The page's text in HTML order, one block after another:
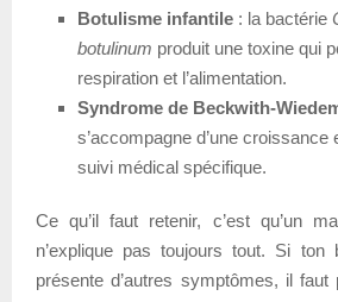
Botulisme infantile : la bactérie
botulinum produit une toxine qui
respiration et l’alimentation.
Syndrome de Beckwith-
s’accompagne d’une croissance
suivi médical spécifique.
Ce qu’il faut retenir, c’est qu’un
n’explique pas toujours tout. Si ton
présente d’autres symptômes, il